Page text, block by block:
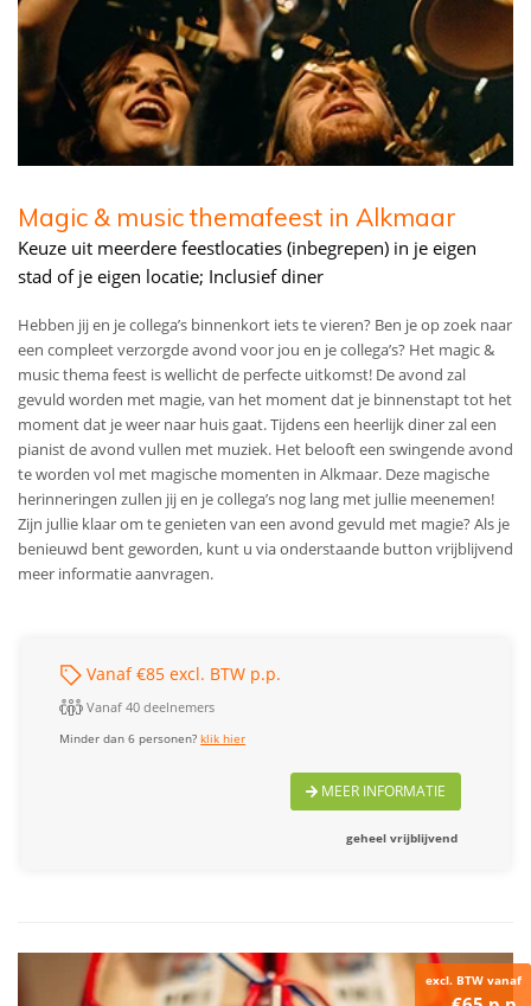
Magic & music themafeest in Alkmaar
Keuze uit meerdere feestlocaties (inbegrepen) in je eigen
stad of je eigen locatie; Inclusief diner
Hebben jij en je collega’s binnenkort iets te vieren? Ben je op zoek naar
een compleet verzorgde avond voor jou en je collega’s? Het magic &
music thema feest is wellicht de perfecte uitkomst! De avond zal
gevuld worden met magie, van het moment dat je binnenstapt tot het
moment dat je weer naar huis gaat. Tijdens een heerlijk diner zal een
pianist de avond vullen met muziek. Het belooft een swingende avond
te worden vol met magische momenten in Alkmaar. Deze magische
herinneringen zullen jij en je collega’s nog lang met jullie meenemen!
Zijn jullie klaar om te genieten van een avond gevuld met magie? Als je
benieuwd bent geworden, kunt u via onderstaande button vrijblijvend
meer informatie aanvragen.
Vanaf €85 excl. BTW p.p.
Vanaf 40 deelnemers
Minder dan 6 personen?klik hier
MEER INFORMATIE
geheel vrijblijvend
excl. BTW vanaf